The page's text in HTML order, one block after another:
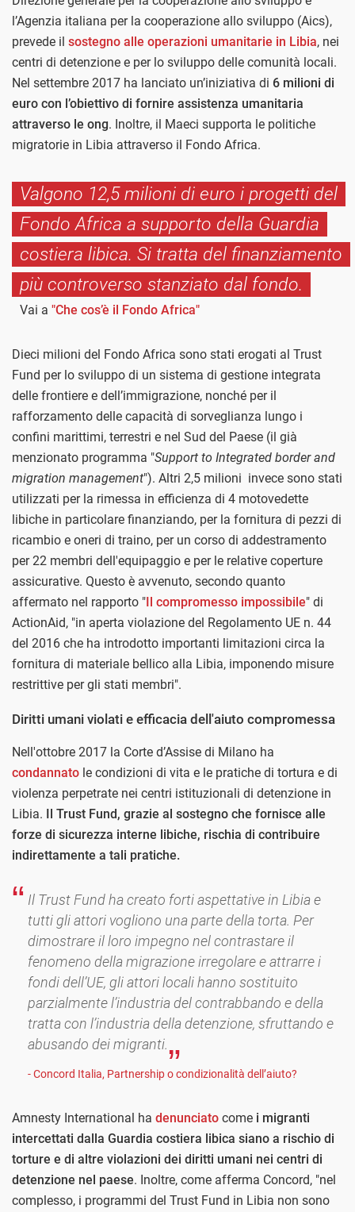
l’Agenzia italiana per la cooperazione allo sviluppo (Aics),
prevede il sostegno alle operazioni umanitarie in Libia, nei
centri di detenzione e per lo sviluppo delle comunità locali.
Nel settembre 2017 ha lanciato un’iniziativa di 6 milioni di
euro con l’obiettivo di fornire assistenza umanitaria
attraverso le ong. Inoltre, il Maeci supporta le politiche
migratorie in Libia attraverso il Fondo Africa.
Valgono 12,5 milioni di euro i progetti del
Fondo Africa a supporto della Guardia
costiera libica. Si tratta del finanziamento
più controverso stanziato dal fondo.
Vai a "Che cos’è il Fondo Africa"
Dieci milioni del Fondo Africa sono stati erogati al Trust
Fund per lo sviluppo di un sistema di gestione integrata
delle frontiere e dell’immigrazione, nonché per il
rafforzamento delle capacità di sorveglianza lungo i
confini marittimi, terrestri e nel Sud del Paese (il già
menzionato programma "Support to Integrated border and
migration management"). Altri 2,5 milioni invece sono stati
utilizzati per la rimessa in efficienza di 4 motovedette
libiche in particolare finanziando, per la fornitura di pezzi di
ricambio e oneri di traino, per un corso di addestramento
per 22 membri dell'equipaggio e per le relative coperture
assicurative. Questo è avvenuto, secondo quanto
affermato nel rapporto "Il compromesso impossibile" di
ActionAid, "in aperta violazione del Regolamento UE n. 44
del 2016 che ha introdotto importanti limitazioni circa la
fornitura di materiale bellico alla Libia, imponendo misure
restrittive per gli stati membri".
Diritti umani violati e efficacia dell'aiuto compromessa
Nell'ottobre 2017 la Corte d’Assise di Milano ha
condannato le condizioni di vita e le pratiche di tortura e di
violenza perpetrate nei centri istituzionali di detenzione in
Libia. Il Trust Fund, grazie al sostegno che fornisce alle
forze di sicurezza interne libiche, rischia di contribuire
indirettamente a tali pratiche.
Il Trust Fund ha creato forti aspettative in Libia e
tutti gli attori vogliono una parte della torta. Per
dimostrare il loro impegno nel contrastare il
fenomeno della migrazione irregolare e attrarre i
fondi dell’UE, gli attori locali hanno sostituito
parzialmente l’industria del contrabbando e della
tratta con l’industria della detenzione, sfruttando e
abusando dei migranti.
- Concord Italia, Partnership o condizionalità dell’aiuto?
Amnesty International ha denunciato come i migranti
intercettati dalla Guardia costiera libica siano a rischio di
torture e di altre violazioni dei diritti umani nei centri di
detenzione nel paese. Inoltre, come afferma Concord, "nel
complesso, i programmi del Trust Fund in Libia non sono